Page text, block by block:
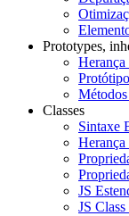
Prototypes,
Herança
Classes
Sintaxe
Herança
JS
JS